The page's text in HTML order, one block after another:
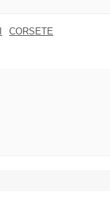
CORSETE